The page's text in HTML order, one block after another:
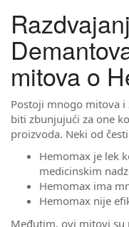
mitova o
Postoji mnogo mitova
biti zbunjujući za one
proizvoda. Neki od
Hemomax je lek
medicinskim
Hemomax ima
Hemomax nije
Međutim, ovi mitovi